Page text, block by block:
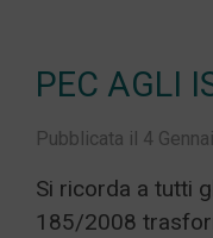
PEC AGLI
Pubblicata il 4
Si ricorda a tutti
185/2008